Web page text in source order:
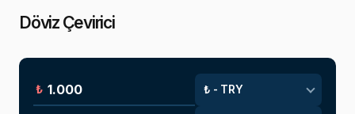
Döviz Çevirici
₺